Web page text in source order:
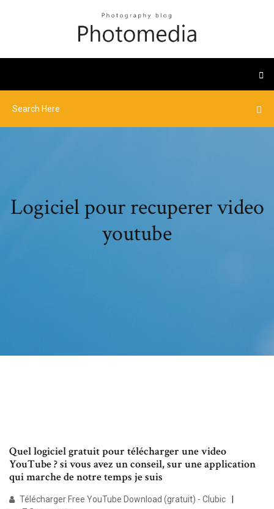
Logiciel pour recuperer video
youtube
Quel logiciel gratuit pour télécharger une video
YouTube ? si vous avez un conseil, sur une application
qui marche de notre temps je suis
Télécharger Free YouTube Download (gratuit) - Clubic